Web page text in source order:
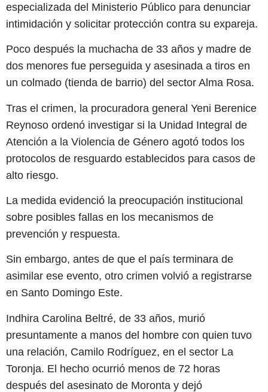
especializada del Ministerio Público para denunciar
intimidación y solicitar protección contra su expareja.
Poco después la muchacha de 33 años y madre de
dos menores fue perseguida y asesinada a tiros en
un colmado (tienda de barrio) del sector Alma Rosa.
Tras el crimen, la procuradora general Yeni Berenice
Reynoso ordenó investigar si la Unidad Integral de
Atención a la Violencia de Género agotó todos los
protocolos de resguardo establecidos para casos de
alto riesgo.
La medida evidenció la preocupación institucional
sobre posibles fallas en los mecanismos de
prevención y respuesta.
Sin embargo, antes de que el país terminara de
asimilar ese evento, otro crimen volvió a registrarse
en Santo Domingo Este.
Indhira Carolina Beltré, de 33 años, murió
presuntamente a manos del hombre con quien tuvo
una relación, Camilo Rodríguez, en el sector La
Toronja. El hecho ocurrió menos de 72 horas
después del asesinato de Moronta y dejó